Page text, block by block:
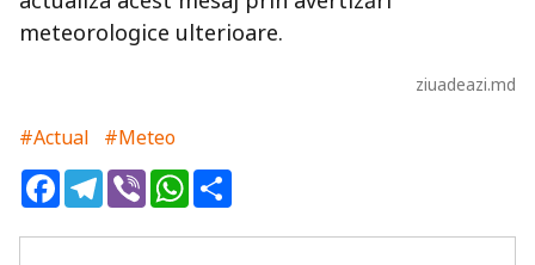
meteorologice ulterioare.
ziuadeazi.md
#Actual
#Meteo
FacebookTelegram
ViberWhatsApp